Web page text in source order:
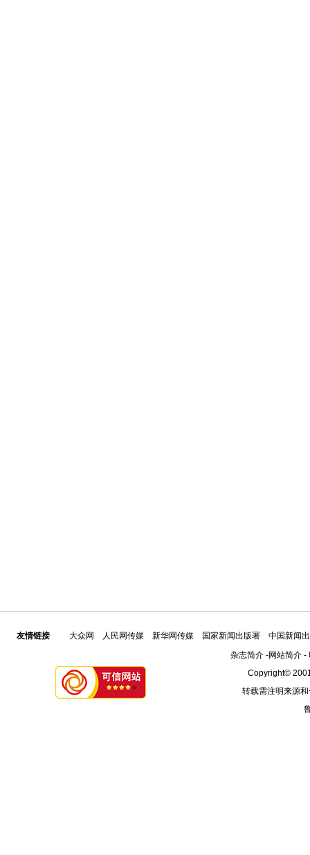
友情链接 大众网 人民网传媒 新华网传媒 国家新闻出版署
中国新闻
杂志简介-网站简介-
Copyright©
转载需注明来源